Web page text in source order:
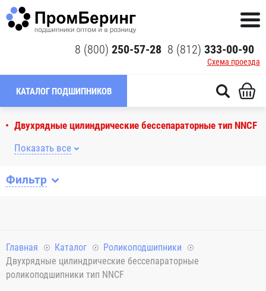
8 (800) 250-57-28 8 (812) 333-00-90
Схема проезда
КАТАЛОГ ПОДШИПНИКОВ
Двухрядные цилиндрические бессепараторные тип NNCF
Показать все
Фильтр
Главная Каталог
Роликоподшипники
Двухрядные цилиндрические бессепараторные
роликоподшипники тип NNCF